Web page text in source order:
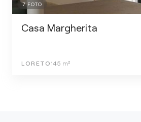
7FOTO
Casa Margherita
LORETO145 m²